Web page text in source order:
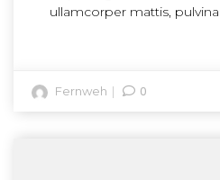
ullamcorper mattis,
Fernweh 0